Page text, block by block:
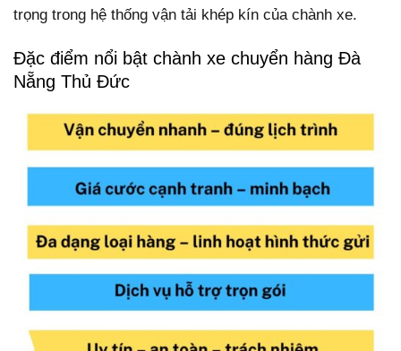
trọng trong hệ thống vận tải khép kín của chành xe.
Đặc điểm nổi bật chành xe chuyển hàng Đà
Nẵng Thủ Đức